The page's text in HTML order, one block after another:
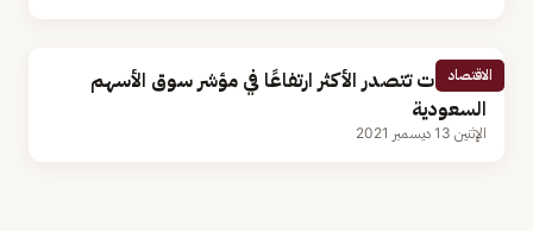
الاقتصاد
5 شركات تتصدر الأكثر ارتفاعًا في مؤشر سوق الأسهم
السعودية
الإثنين 13 ديسمبر 2021